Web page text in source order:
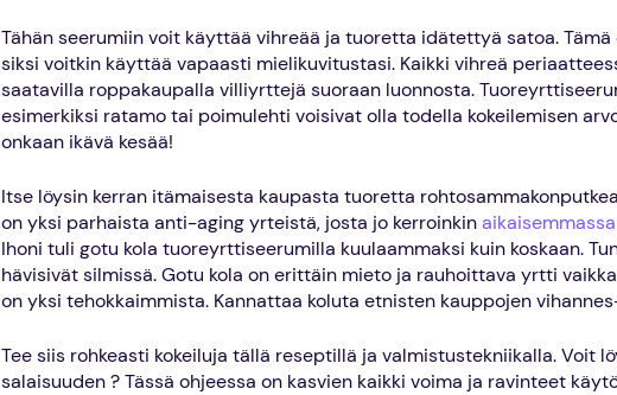
Tähän seerumiin voit käyttää vihreää ja tuoretta idätettyä satoa.
siksi voitkin käyttää vapaasti mielikuvitustasi. Kaikki vihreä
saatavilla roppakaupalla villiyrttejä suoraan luonnosta.
esimerkiksi ratamo tai poimulehti voisivat olla todella kokeilemisen
onkaan ikävä kesää!
Itse löysin kerran itämaisesta kaupasta tuoretta
on yksi parhaista anti-aging yrteistä, josta jo kerroinkin
Ihoni tuli gotu kola tuoreyrttiseerumilla kuulaammaksi kuin koskaan.
hävisivät silmissä. Gotu kola on erittäin mieto ja rauhoittava yrtti
on yksi tehokkaimmista. Kannattaa koluta etnisten kauppojen
Tee siis rohkeasti kokeiluja tällä reseptillä ja valmistustekniikalla. Voit
salaisuuden ? Tässä ohjeessa on kasvien kaikki voima ja ravinteet